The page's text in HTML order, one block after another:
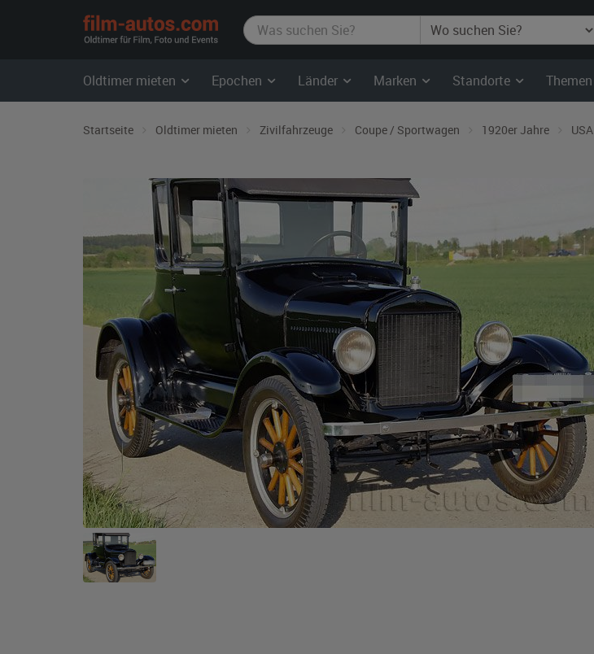
film-
autos.com
Oldtimer mieten Epochen Länder Marken Standorte Themen
Startseite Oldtimer mieten Zivilfahrzeuge Coupe / Sportwagen 1920er Jahre USA